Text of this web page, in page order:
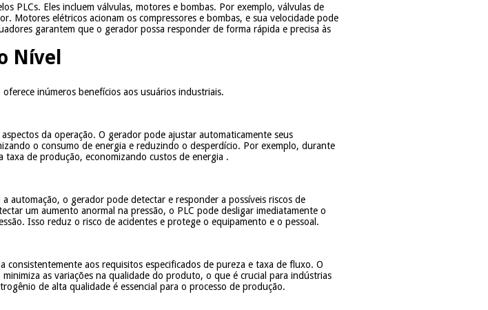
PLCs. Eles incluem válvulas, motores e bombas. Por exemplo, válvulas de
Motores elétricos acionam os compressores e bombas, e sua velocidade pode
garantem que o gerador possa responder de forma rápida e precisa às
Nível
inúmeros benefícios aos usuários industriais.
da operação. O gerador pode ajustar automaticamente seus
o consumo de energia e reduzindo o desperdício. Por exemplo, durante
de produção, economizando custos de energia .
automação, o gerador pode detectar e responder a possíveis riscos de
um aumento anormal na pressão, o PLC pode desligar imediatamente o
Isso reduz o risco de acidentes e protege o equipamento e o pessoal.
aos requisitos especificados de pureza e taxa de fluxo. O
as variações na qualidade do produto, o que é crucial para indústrias
de alta qualidade é essencial para o processo de produção.